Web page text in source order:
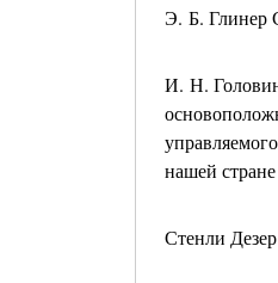
Э. Б. Глинер
И. Н.
нашей стране
Стенли